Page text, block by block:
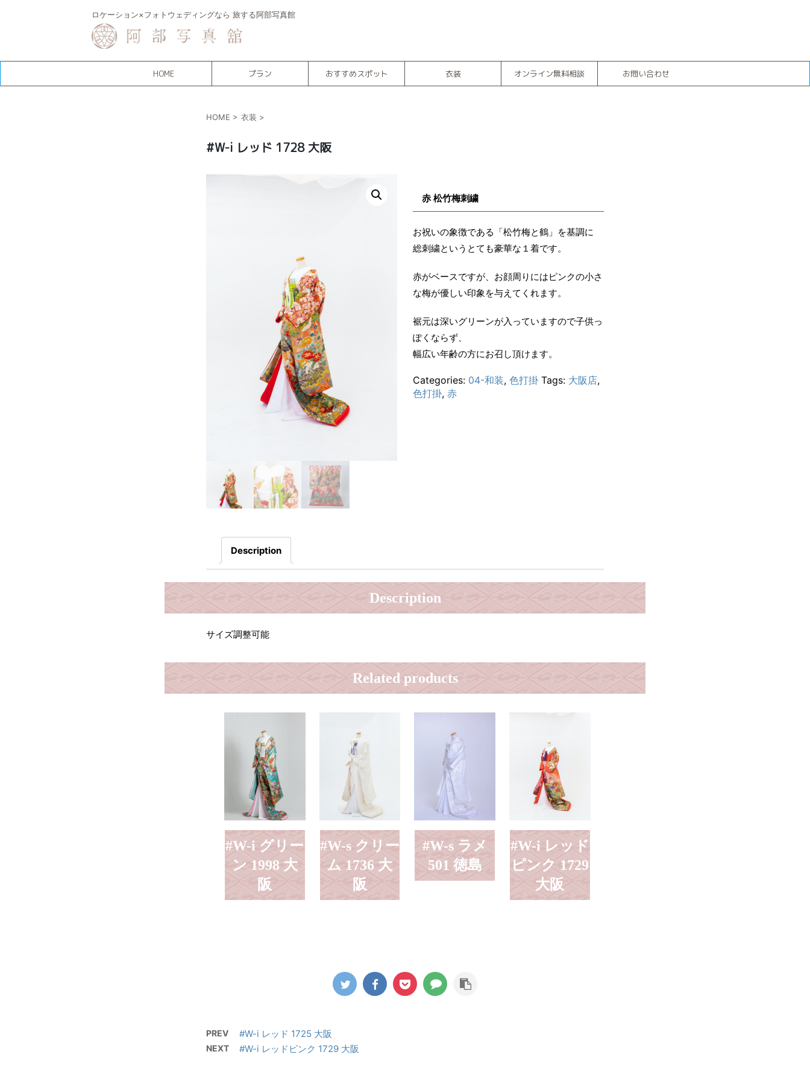
ロケーション×フォトウェディングなら 旅する阿部写真館
HOME プラン おすすめスポット 衣装 オンライン無料相談 お問い合わせ
HOME > 衣装 >
#W-i レッド 1728 大阪
赤 松竹梅刺繍
お祝いの象徴である「松竹梅と鶴」を基調に
総刺繍というとても豪華な１着です。
赤がベースですが、お顔周りにはピンクの小さ
な梅が優しい印象を与えてくれます。
裾元は深いグリーンが入っていますので子供っ
ぽくならず、
幅広い年齢の方にお召し頂けます。
Categories: 04-和装,色打掛 Tags: 大阪店,
色打掛,赤
Description
Description
サイズ調整可能
Related products
#W-i グリー
ン 1998 大
阪
#W-s クリー
ム 1736 大
阪
#W-s ラメ
501 徳島
#W-i レッド
ピンク 1729
大阪
PREV #W-i レッド 1725 大阪
NEXT #W-i レッドピンク 1729 大阪